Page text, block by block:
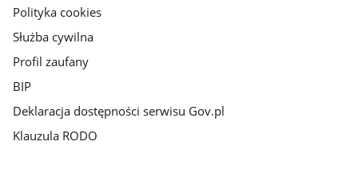
Polityka cookies
Służba cywilna
Profil zaufany
BIP
Deklaracja dostępności serwisu Gov.pl
Klauzula RODO